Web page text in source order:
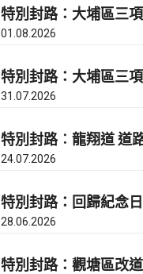
特別封路：大埔區三
01.08.2026
特別封路：大埔區三
31.07.2026
特別封路︰龍翔道 道
24.07.2026
特別封路：回歸紀念
28.06.2026
特別封路：觀塘區改